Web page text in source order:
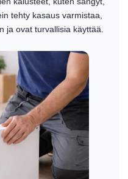
tehty kasaus varmistaa,
ja ovat turvallisia käyttää.